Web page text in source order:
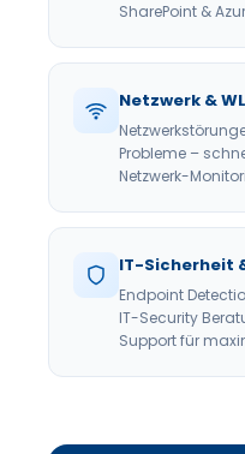
SharePoint &
Netzwerk &
Probleme –
Netzwerk-
IT-Sicherheit
Endpoint
IT-Security
Support für